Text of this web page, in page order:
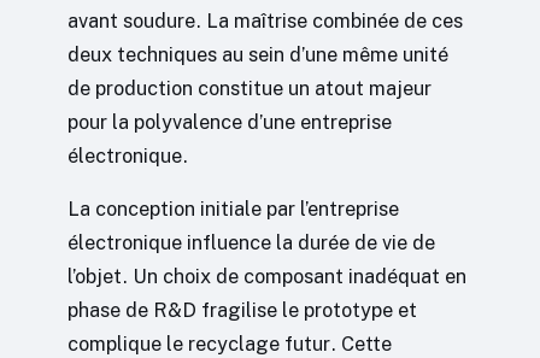
avant soudure. La maîtrise combinée de ces
deux techniques au sein d’une même unité
de production constitue un atout majeur
pour la polyvalence d’une entreprise
électronique.
La conception initiale par l’entreprise
électronique influence la durée de vie de
l’objet. Un choix de composant inadéquat en
phase de R&D fragilise le prototype et
complique le recyclage futur. Cette